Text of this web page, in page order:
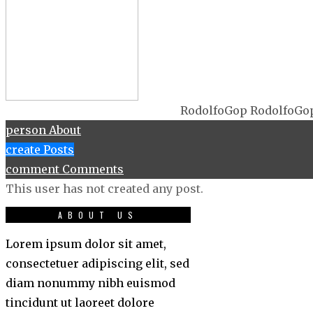
RodolfoGop
person About
create Posts
comment Comments
This user has not created any post.
ABOUT US
Lorem ipsum dolor sit amet,
consectetuer adipiscing elit, sed
diam nonummy nibh euismod
tincidunt ut laoreet dolore